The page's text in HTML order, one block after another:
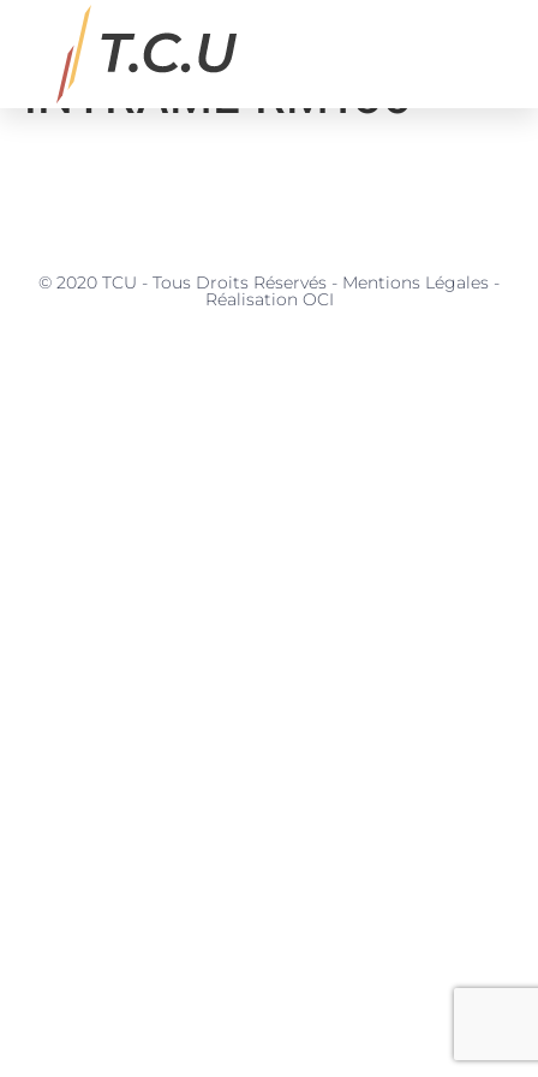
ENROBES Malaxeur
INTRAME RM160
© 2020 TCU - Tous Droits Réservés - Mentions Légales -
Réalisation OCI